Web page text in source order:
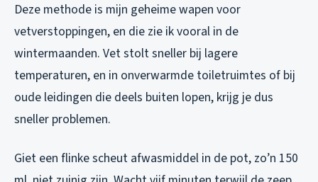
Deze methode is mijn geheime wapen voor
vetverstoppingen, en die zie ik vooral in de
wintermaanden. Vet stolt sneller bij lagere
temperaturen, en in onverwarmde toiletruimtes of bij
oude leidingen die deels buiten lopen, krijg je dus
sneller problemen.
Giet een flinke scheut afwasmiddel in de pot, zo’n 150